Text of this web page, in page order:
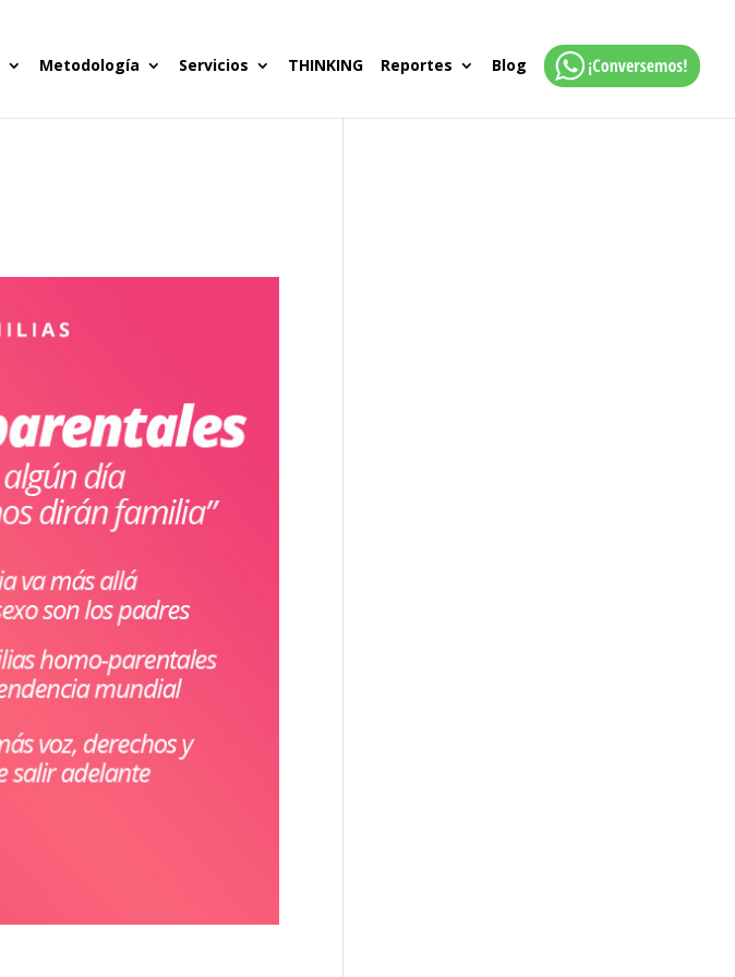
Metodología Servicios THINKING Reportes Blog